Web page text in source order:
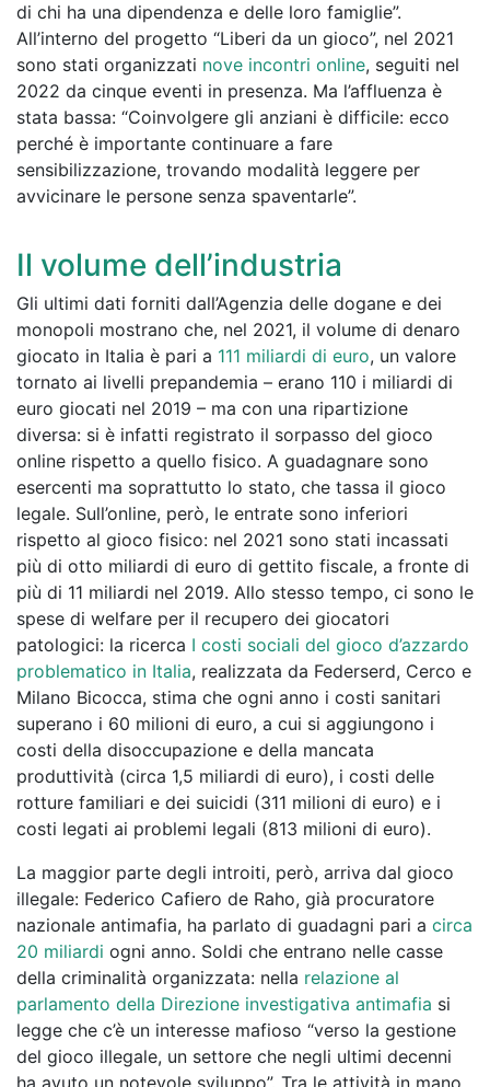
di chi ha una dipendenza e delle loro famiglie”.
All’interno del progetto “Liberi da un gioco”, nel 2021
sono stati organizzati nove incontri online, seguiti nel
2022 da cinque eventi in presenza. Ma l’affluenza è
stata bassa: “Coinvolgere gli anziani è difficile: ecco
perché è importante continuare a fare
sensibilizzazione, trovando modalità leggere per
avvicinare le persone senza spaventarle”.
Il volume dell’industria
Gli ultimi dati forniti dall’Agenzia delle dogane e dei
monopoli mostrano che, nel 2021, il volume di denaro
giocato in Italia è pari a 111 miliardi di euro, un valore
tornato ai livelli prepandemia – erano 110 i miliardi di
euro giocati nel 2019 – ma con una ripartizione
diversa: si è infatti registrato il sorpasso del gioco
online rispetto a quello fisico. A guadagnare sono
esercenti ma soprattutto lo stato, che tassa il gioco
legale. Sull’online, però, le entrate sono inferiori
rispetto al gioco fisico: nel 2021 sono stati incassati
più di otto miliardi di euro di gettito fiscale, a fronte di
più di 11 miliardi nel 2019. Allo stesso tempo, ci sono le
spese di welfare per il recupero dei giocatori
patologici: la ricerca I costi sociali del gioco d’azzardo
problematico in Italia, realizzata da Federserd, Cerco e
Milano Bicocca, stima che ogni anno i costi sanitari
superano i 60 milioni di euro, a cui si aggiungono i
costi della disoccupazione e della mancata
produttività (circa 1,5 miliardi di euro), i costi delle
rotture familiari e dei suicidi (311 milioni di euro) e i
costi legati ai problemi legali (813 milioni di euro).
La maggior parte degli introiti, però, arriva dal gioco
illegale: Federico Cafiero de Raho, già procuratore
nazionale antimafia, ha parlato di guadagni pari a circa
20 miliardi ogni anno. Soldi che entrano nelle casse
della criminalità organizzata: nella relazione al
parlamento della Direzione investigativa antimafia si
legge che c’è un interesse mafioso “verso la gestione
del gioco illegale, un settore che negli ultimi decenni
ha avuto un notevole sviluppo”. Tra le attività in mano